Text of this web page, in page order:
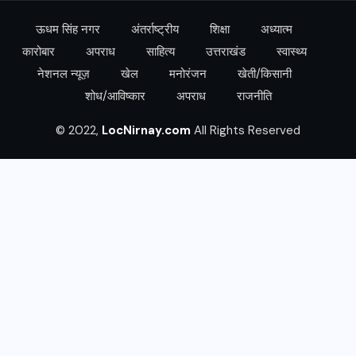
ऊधम सिंह नगर अंतर्राष्ट्रीय शिक्षा
अध्यात्म
कारोबार
अपराध साहित्य उत्तराखंड
स्वास्थ्य
नेशनल न्यूज़
खेल मनोरंजन
खेती/किसानी
शोध/आविष्कार
अपराध राजनीति
© 2022, LocNirnay.com All Rights Reserved